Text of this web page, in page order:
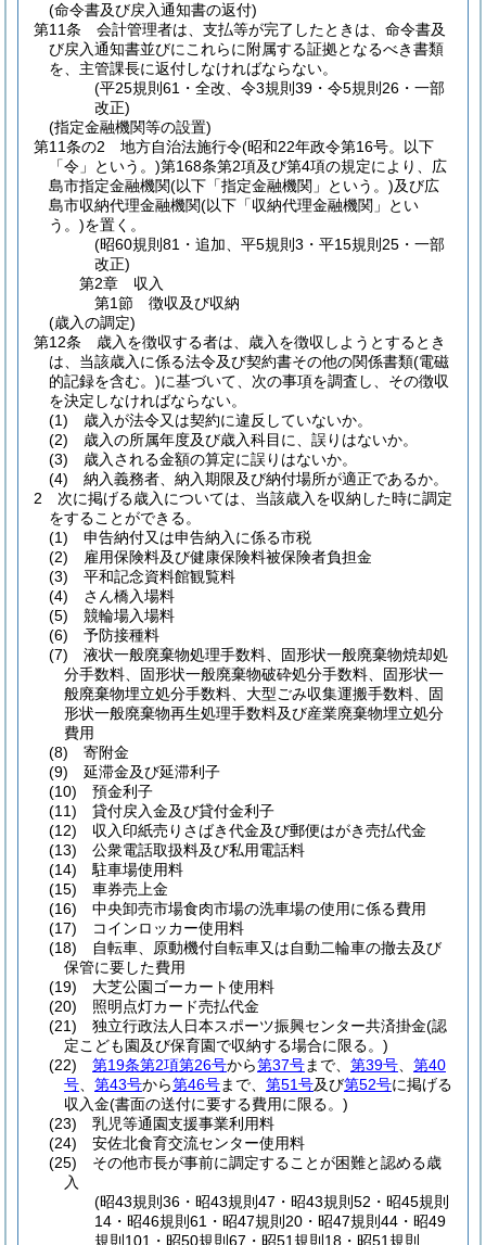
(命令書及び戻入通知書の返付)
第11条
会計管理者は、支払等が完了したときは、命令書及
び戻入通知書並びにこれらに附属する証拠となるべき書類
を、主管課長に返付しなければならない。
(平25規則61・全改、令3規則39・令5規則26・一部
改正)
(指定金融機関等の設置)
第11条の2
地方自治法施行令(昭和22年政令第16号。以下
「令」という。)第168条第2項及び第4項の規定により、広
島市指定金融機関(以下「指定金融機関」という。)及び広
島市収納代理金融機関(以下「収納代理金融機関」とい
う。)を置く。
(昭60規則81・追加、平5規則3・平15規則25・一部
改正)
第2章
収入
第1節
徴収及び収納
(歳入の調定)
第12条
歳入を徴収する者は、歳入を徴収しようとするとき
は、当該歳入に係る法令及び契約書その他の関係書類(電磁
的記録を含む。)に基づいて、次の事項を調査し、その徴収
を決定しなければならない。
(1)
歳入が法令又は契約に違反していないか。
(2)
歳入の所属年度及び歳入科目に、誤りはないか。
(3)
歳入される金額の算定に誤りはないか。
(4)
納入義務者、納入期限及び納付場所が適正であるか。
2
次に掲げる歳入については、当該歳入を収納した時に調定
をすることができる。
(1)
申告納付又は申告納入に係る市税
(2)
雇用保険料及び健康保険料被保険者負担金
(3)
平和記念資料館観覧料
(4)
さん橋入場料
(5)
競輪場入場料
(6)
予防接種料
(7)
液状一般廃棄物処理手数料、固形状一般廃棄物焼却処
分手数料、固形状一般廃棄物破砕処分手数料、固形状一
般廃棄物埋立処分手数料、大型ごみ収集運搬手数料、固
形状一般廃棄物再生処理手数料及び産業廃棄物埋立処分
費用
(8)
寄附金
(9)
延滞金及び延滞利子
(10)
預金利子
(11)
貸付戻入金及び貸付金利子
(12)
収入印紙売りさばき代金及び郵便はがき売払代金
(13)
公衆電話取扱料及び私用電話料
(14)
駐車場使用料
(15)
車券売上金
(16)
中央卸売市場食肉市場の洗車場の使用に係る費用
(17)
コインロッカー使用料
(18)
自転車、原動機付自転車又は自動二輪車の撤去及び
保管に要した費用
(19)
大芝公園ゴーカート使用料
(20)
照明点灯カード売払代金
(21)
独立行政法人日本スポーツ振興センター共済掛金(認
定こども園及び保育園で収納する場合に限る。)
(22)
第19条第2項第26号から第37号まで、 第39号
第40
号
第43号から第46号まで、 第51号及び第52号に掲げる
収入金(書面の送付に要する費用に限る。)
(23)
乳児等通園支援事業利用料
(24)
安佐北食育交流センター使用料
(25)
その他市長が事前に調定することが困難と認める歳
入
(昭43規則36・昭43規則47・昭43規則52・昭45規則
14・昭46規則61・昭47規則20・昭47規則44・昭49
規則101・昭50規則67・昭51規則18・昭51規則